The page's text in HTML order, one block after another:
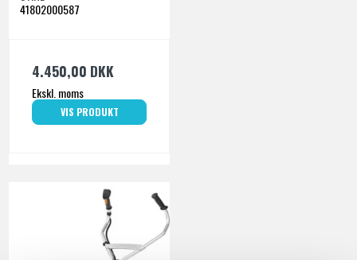
41802000587
4.450,00 DKK
Ekskl. moms
VIS PRODUKT